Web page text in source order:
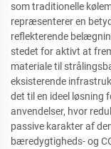
som traditionelle
repræsenterer en
reflekterende
stedet for aktivt at
materiale til
eksisterende
det til en ideel løsning
anvendelser, hvor
passive karakter af
bæredygtigheds- og